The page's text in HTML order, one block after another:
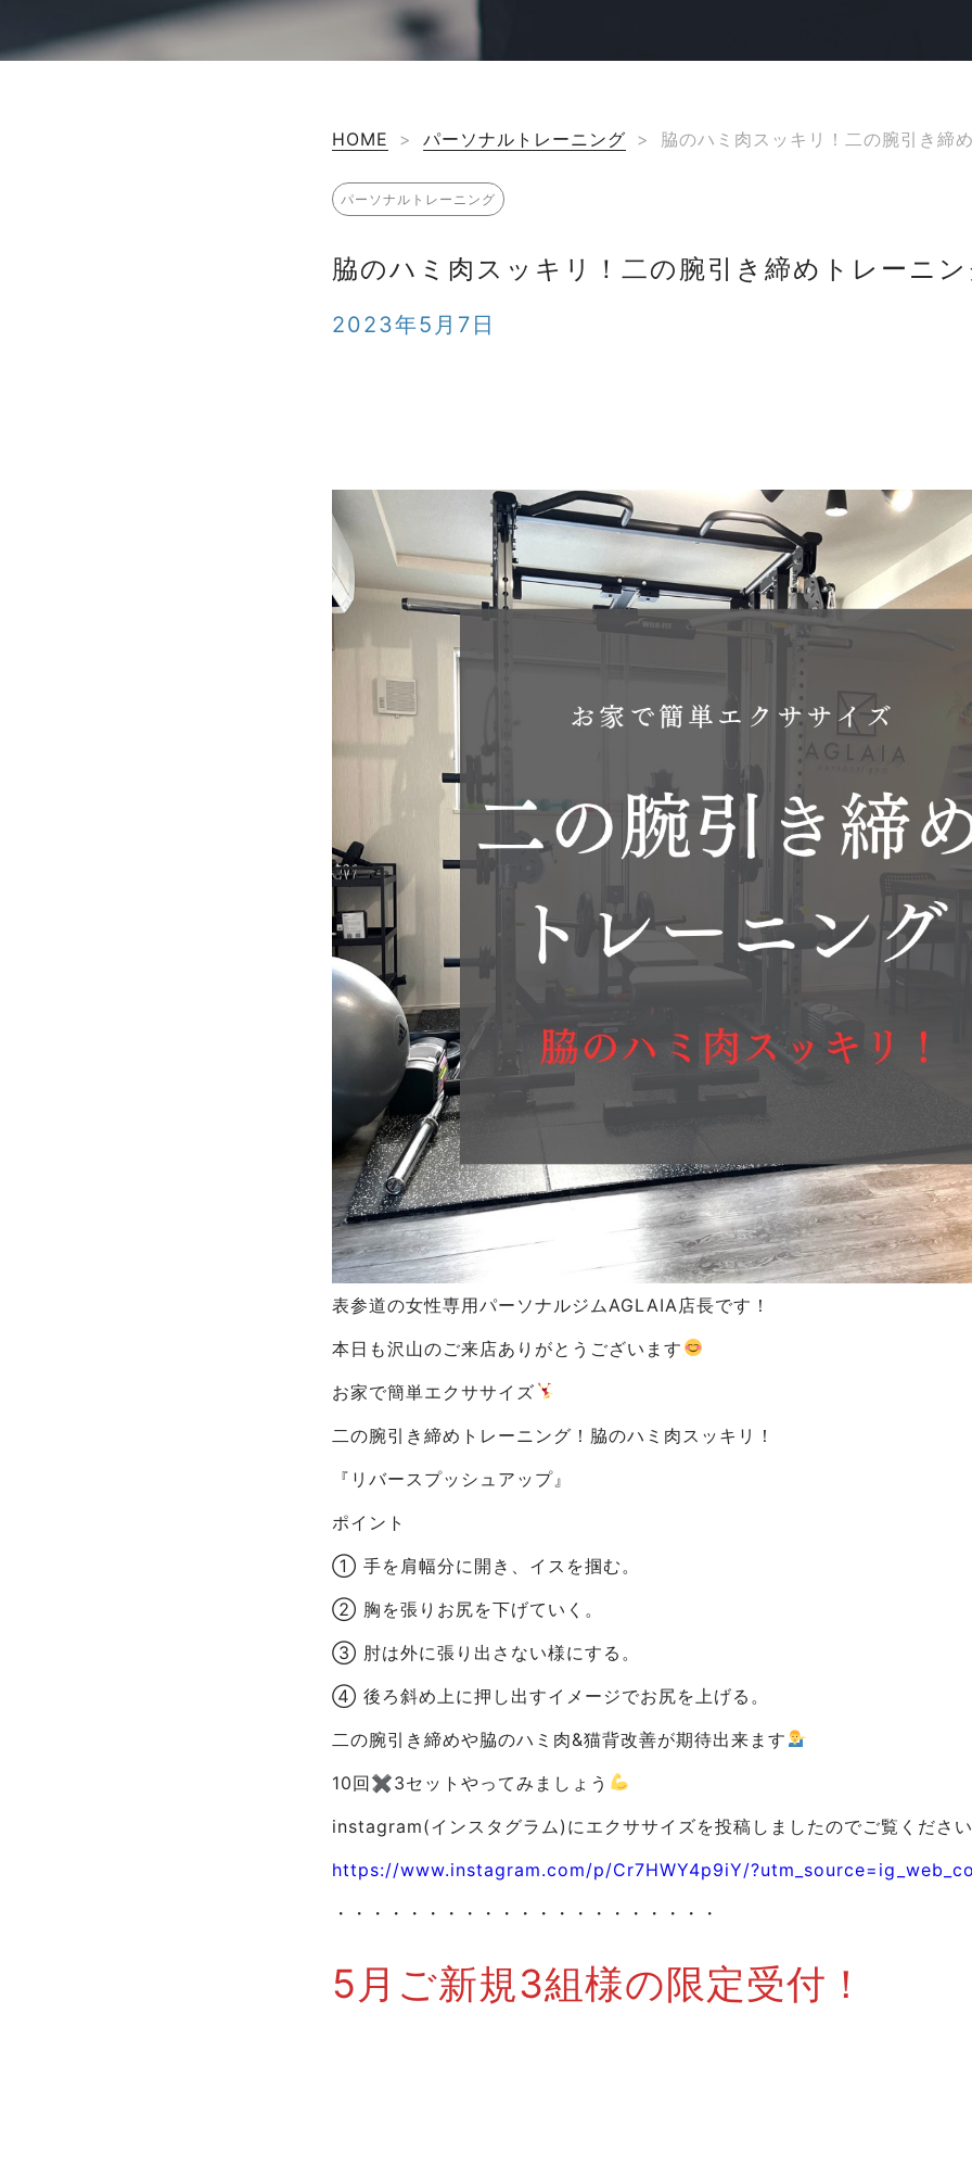
HOME > パーソナルトレーニング > 脇のハミ肉スッキリ！二の腕引き締
パーソナルトレーニング
脇のハミ肉スッキリ！二の腕引き締めトレーニ
2023年5月7日
表参道の女性専用パーソナルジムAGLAIA店長です！
本日も沢山のご来店ありがとうございます
お家で簡単エクササイズ
二の腕引き締めトレーニング！脇のハミ肉スッキリ！
『リバースプッシュアップ』
ポイント
① 手を肩幅分に開き、イスを掴む。
② 胸を張りお尻を下げていく。
③ 肘は外に張り出さない様にする。
④ 後ろ斜め上に押し出すイメージでお尻を上げる。
二の腕引き締めや脇のハミ肉&猫背改善が期待出来ます
10回✖︎3セットやってみましょう
instagram(インスタグラム)にエクササイズを投稿しましたのでご覧くださ
https://www.instagram.com/p/Cr7HWY4p9iY/
・・・・・・・・・・・・・・・・・・・・・
5月ご新規3組様の限定受付！